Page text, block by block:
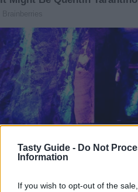
Tasty Guide - Do Not
Information
If you wish to opt-out of the